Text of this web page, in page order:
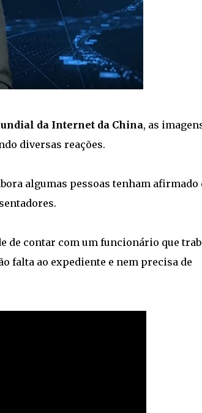
da Internet da China, as
diversas reações.
algumas pessoas tenham afirmado
de contar com um funcionário que
falta ao expediente e nem precisa de